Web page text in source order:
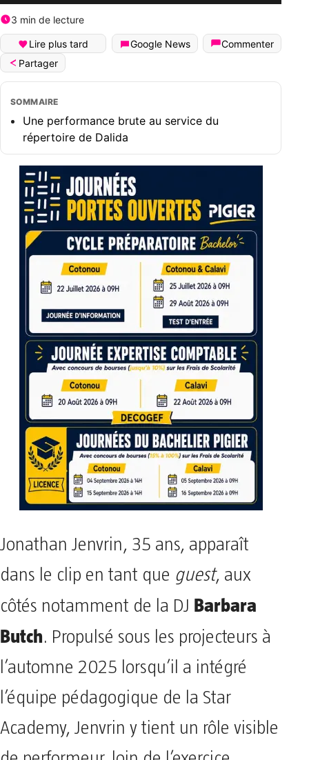
3 min de lecture
Lire plus tard Google News
Commenter
Partager
SOMMAIRE
Une performance brute au service du
répertoire de Dalida
Jonathan Jenvrin, 35 ans, apparaît
dans le clip en tant que guest, aux
côtés notamment de la DJ Barbara
Butch. Propulsé sous les projecteurs à
l’automne 2025 lorsqu’il a intégré
l’équipe pédagogique de la Star
Academy, Jenvrin y tient un rôle visible